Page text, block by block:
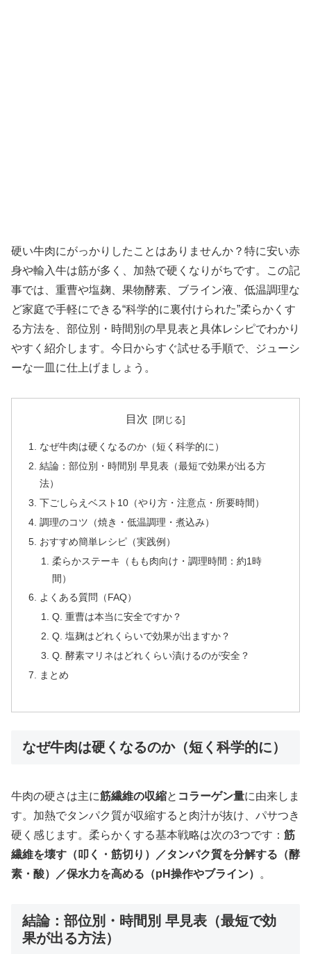
硬い牛肉にがっかりしたことはありませんか？特に安い赤
身や輸入牛は筋が多く、加熱で硬くなりがちです。この記
事では、重曹や塩麹、果物酵素、ブライン液、低温調理な
ど家庭で手軽にできる“科学的に裏付けられた”柔らかくす
る方法を、部位別・時間別の早見表と具体レシピでわかり
やすく紹介します。今日からすぐ試せる手順で、ジューシ
ーな一皿に仕上げましょう。
目次
なぜ牛肉は硬くなるのか（短く科学的に）
結論：部位別・時間別 早見表（最短で効果が出る方
法）
下ごしらえベスト10（やり方・注意点・所要時間）
調理のコツ（焼き・低温調理・煮込み）
おすすめ簡単レシピ（実践例）
柔らかステーキ（もも肉向け・調理時間：約1時
間）
よくある質問（FAQ）
Q. 重曹は本当に安全ですか？
Q. 塩麹はどれくらいで効果が出ますか？
Q. 酵素マリネはどれくらい漬けるのが安全？
まとめ
なぜ牛肉は硬くなるのか（短く科学的に）
牛肉の硬さは主に筋繊維の収縮と コラーゲン量に由来しま
す。加熱でタンパク質が収縮すると肉汁が抜け、パサつき
硬く感じます。柔らかくする基本戦略は次の3つです： 筋
繊維を壊す（叩く・筋切り）／タンパク質を分解する（酵
素・酸）／保水力を高める（pH操作やブライン）
。
結論：部位別・時間別 早見表（最短で効
果が出る方法）